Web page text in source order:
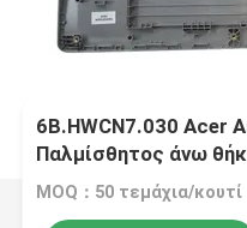
6B.HWCN7.030 Acer
Παλμίσθητος άνω
πληκτρολογίου
MOQ：50 τεμάχια/κουτί